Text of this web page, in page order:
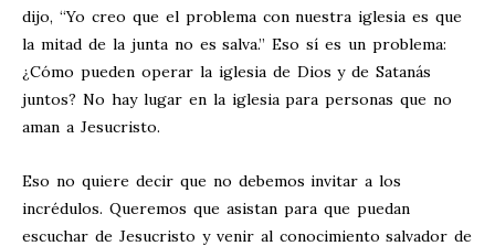
dijo, “Yo creo que el problema con nuestra iglesia es que
la mitad de la junta no es salva.” Eso sí es un problema:
¿Cómo pueden operar la iglesia de Dios y de Satanás
juntos? No hay lugar en la iglesia para personas que no
aman a Jesucristo.
Eso no quiere decir que no debemos invitar a los
incrédulos. Queremos que asistan para que puedan
escuchar de Jesucristo y venir al conocimiento salvador de